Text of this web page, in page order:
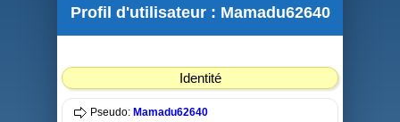
Profil d'utilisateur : Mamadu62640
Identité
Pseudo: Mamadu62640